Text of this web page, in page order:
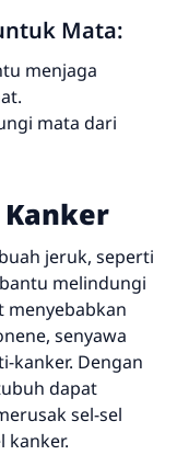
Mata:
menjaga
mata dari
jeruk, seperti
melindungi
menyebabkan
senyawa
kanker. Dengan
dapat
sel-sel
kanker.